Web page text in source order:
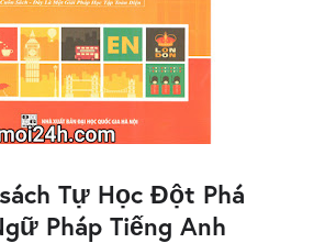
Tự Học Đột Phá
Pháp Tiếng Anh